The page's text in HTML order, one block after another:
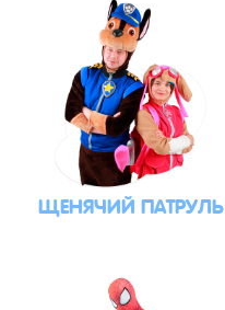
ЩЕНЯЧИЙ ПАТРУЛЬ